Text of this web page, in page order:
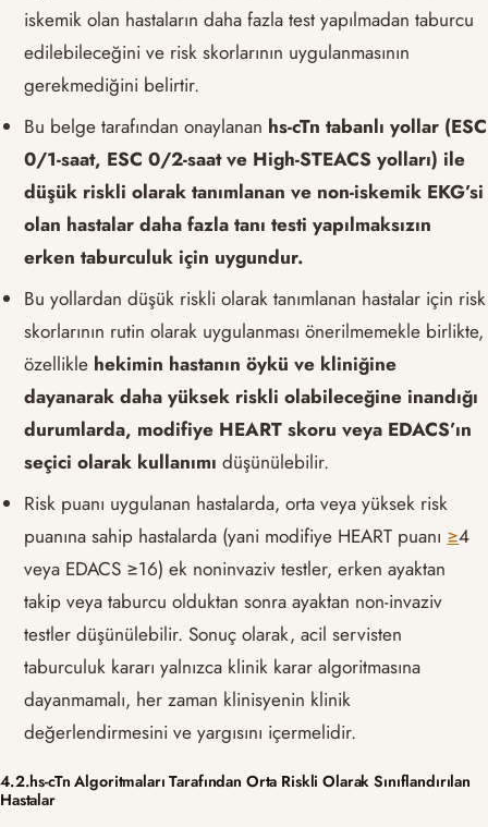
iskemik olan hastaların daha fazla test yapılmadan taburcu
edilebileceğini ve risk skorlarının uygulanmasının
gerekmediğini belirtir.
Bu belge tarafından onaylanan hs-cTn tabanlı yollar (ESC
0/1-saat, ESC 0/2-saat ve High-STEACS yolları) ile
düşük riskli olarak tanımlanan ve non-iskemik EKG’si
olan hastalar daha fazla tanı testi yapılmaksızın
erken taburculuk için uygundur.
Bu yollardan düşük riskli olarak tanımlanan hastalar için risk
skorlarının rutin olarak uygulanması önerilmemekle birlikte,
özellikle hekimin hastanın öykü ve kliniğine
dayanarak daha yüksek riskli olabileceğine inandığı
durumlarda, modifiye HEART skoru veya EDACS’ın
seçici olarak kullanımı düşünülebilir.
Risk puanı uygulanan hastalarda, orta veya yüksek risk
puanına sahip hastalarda (yani modifiye HEART puanı ≥4
veya EDACS ≥16) ek noninvaziv testler, erken ayaktan
takip veya taburcu olduktan sonra ayaktan non-invaziv
testler düşünülebilir. Sonuç olarak, acil servisten
taburculuk kararı yalnızca klinik karar algoritmasına
dayanmamalı, her zaman klinisyenin klinik
değerlendirmesini ve yargısını içermelidir.
4.2.hs-cTn Algoritmaları Tarafından Orta Riskli Olarak Sınıflandırılan
Hastalar